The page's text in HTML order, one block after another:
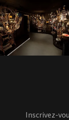
Inscrivez-